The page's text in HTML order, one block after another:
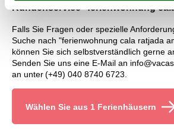
Kundenservice - ferienwohnung
Falls Sie Fragen oder spezielle
Suche nach "ferienwohnung cala ratjada
können Sie sich selbstverständlich gerne
Senden Sie uns eine E-Mail an
an unter (+49) 040 8740 6723.
Wählen Sie aus 1 Ferienhäusern